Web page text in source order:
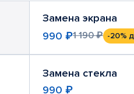
Замена экрана
990 ₽1 190 ₽ -20%
Замена стекла
990 ₽